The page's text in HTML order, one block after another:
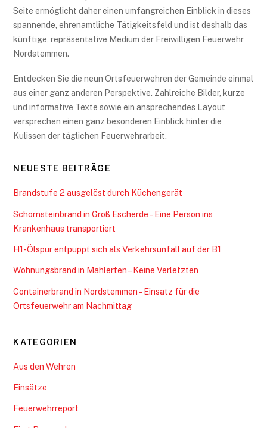
Seite ermöglicht daher einen umfangreichen Einblick in dieses
spannende, ehrenamtliche Tätigkeitsfeld und ist deshalb das
künftige, repräsentative Medium der Freiwilligen Feuerwehr
Nordstemmen.
Entdecken Sie die neun Ortsfeuerwehren der Gemeinde einmal
aus einer ganz anderen Perspektive. Zahlreiche Bilder, kurze
und informative Texte sowie ein ansprechendes Layout
versprechen einen ganz besonderen Einblick hinter die
Kulissen der täglichen Feuerwehrarbeit.
NEUESTE BEITRÄGE
Brandstufe 2 ausgelöst durch Küchengerät
Schornsteinbrand in Groß Escherde – Eine Person ins
Krankenhaus transportiert
H1-Ölspur entpuppt sich als Verkehrsunfall auf der B1
Wohnungsbrand in Mahlerten – Keine Verletzten
Containerbrand in Nordstemmen – Einsatz für die
Ortsfeuerwehr am Nachmittag
KATEGORIEN
Aus den Wehren
Einsätze
Feuerwehrreport